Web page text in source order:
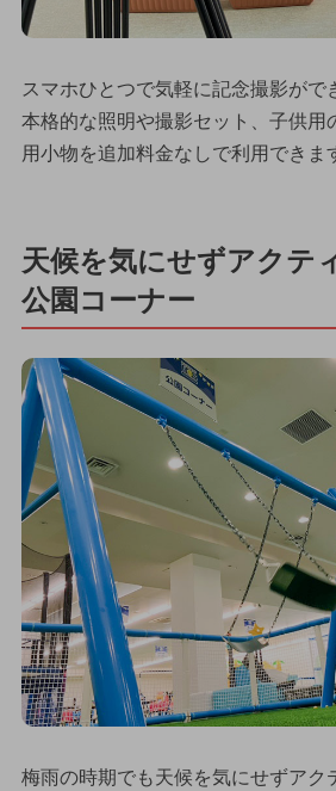
スマホひとつで気軽に記念撮影がで
本格的な照明や撮影セット、子供用
用小物を追加料金なしで利用できま
天候を気にせずアクテ
公園コーナー
梅雨の時期でも天候を気にせずアク